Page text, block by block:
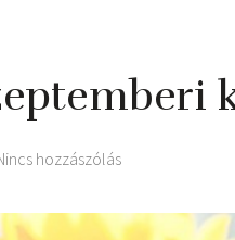
hozzászólás